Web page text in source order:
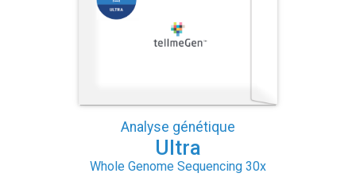
Analyse génétique
Ultra
Whole Genome Sequencing 30x